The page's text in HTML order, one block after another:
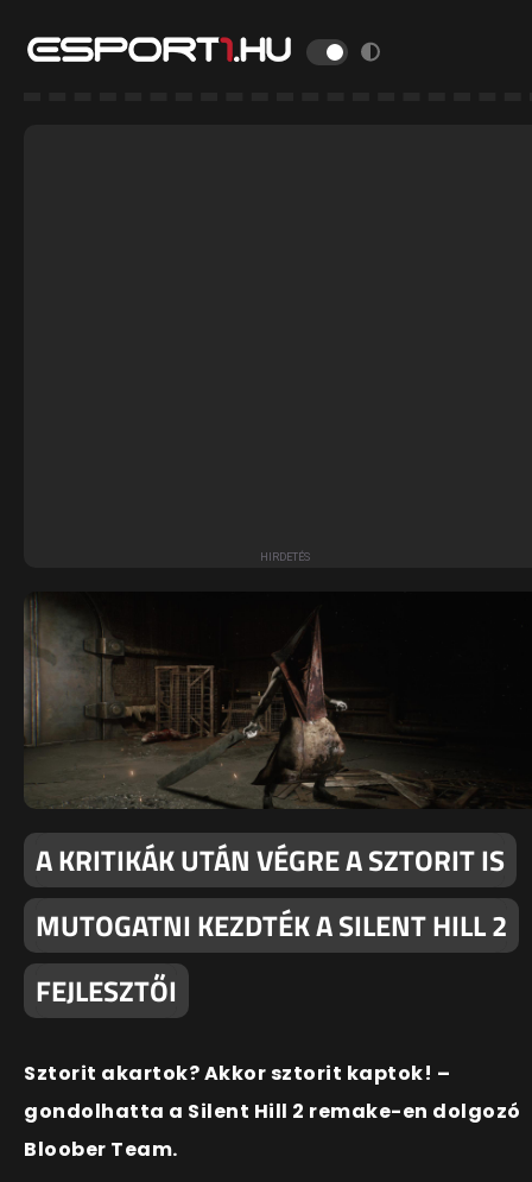
A KRITIKÁK UTÁN VÉGRE A SZTORIT IS
MUTOGATNI KEZDTÉK A SILENT HILL 2
FEJLESZTŐI
Sztorit akartok? Akkor sztorit kaptok! –
gondolhatta a Silent Hill 2 remake-en dolgozó
Bloober Team.